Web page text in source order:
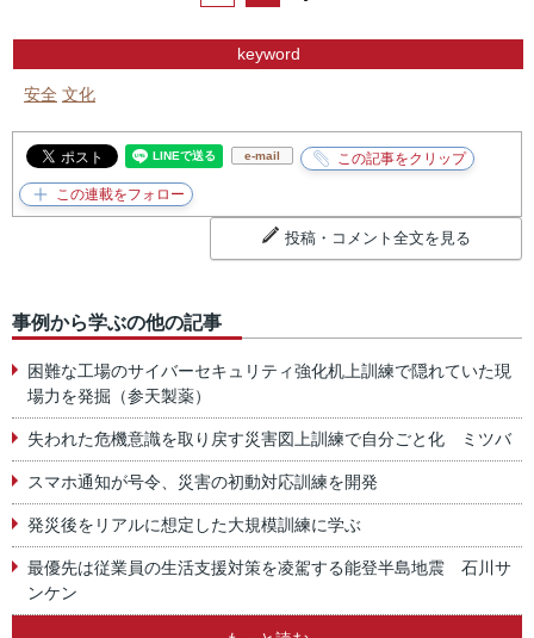
keyword
安全 文化
e-mail
投稿・コメント全文を見る
事例から学ぶの他の記事
困難な工場のサイバーセキュリティ強化机上訓練で隠れていた現
場力を発掘（参天製薬）
失われた危機意識を取り戻す災害図上訓練で自分ごと化 ミツバ
スマホ通知が号令、災害の初動対応訓練を開発
発災後をリアルに想定した大規模訓練に学ぶ
最優先は従業員の生活支援対策を凌駕する能登半島地震 石川サ
ンケン